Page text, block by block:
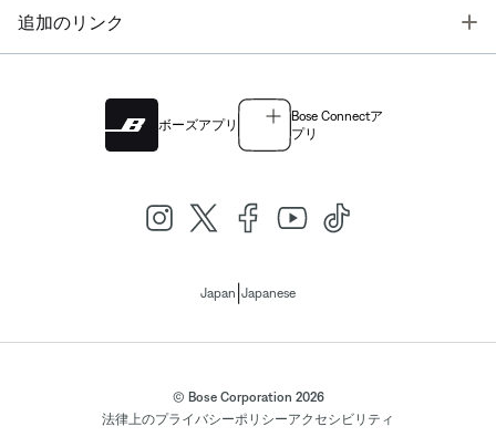
追加のリンク
ボーズアプリ
Bose Connectア
プリ
Japan Japanese
© Bose Corporation 2026
法律上のプライバシーポリシーアクセシビリティ